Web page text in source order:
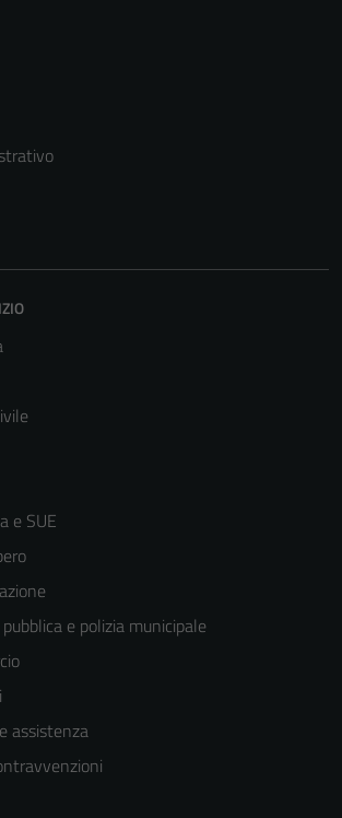
e SUE
e polizia municipale
assistenza
Tecnici